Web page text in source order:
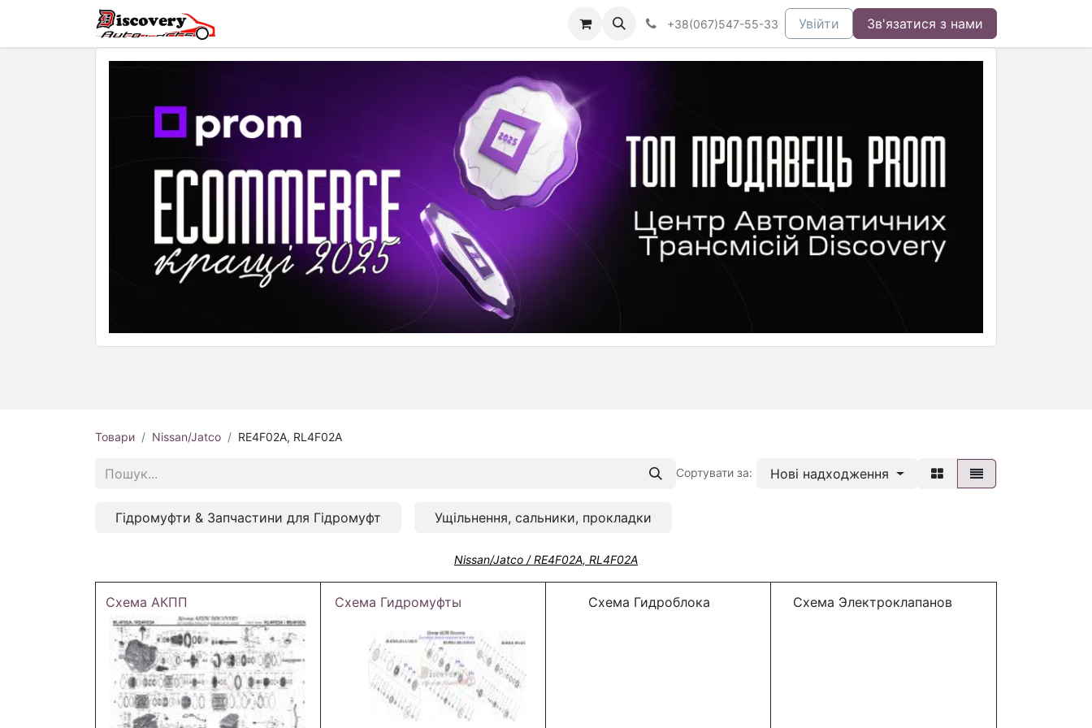
+38(067)547-55-33 Увійти Зв'язатися з нами
Товари Nissan/Jatco RE4F02A, RL4F02A
Сортувати за: Нові надходження
Гідромуфти & Запчастини для Гідромуфт Ущільнення, сальники, прокладки
Nissan/Jatco / RE4F02A, RL4F02A
Схема АКПП Схема Гидромуфты Схема Гидроблока Схема Электроклапанов